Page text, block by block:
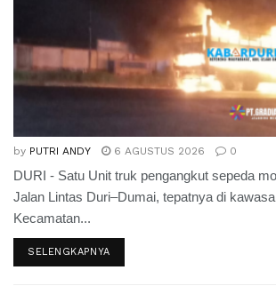
by PUTRI ANDY 6 AGUSTUS 2026 0
DURI - Satu Unit truk pengangkut sepeda
Jalan Lintas Duri–Dumai, tepatnya di
Kecamatan...
SELENGKAPNYA